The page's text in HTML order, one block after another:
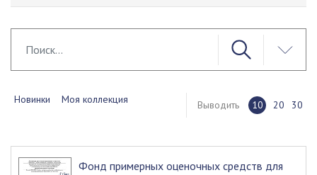
Новинки Моя коллекция Выводить 10 20 30
Фонд примерных оценочных средств для